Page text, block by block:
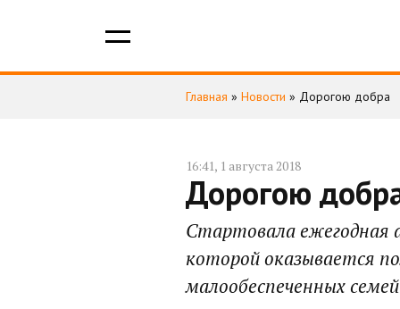
Главная » Новости » Дорогою добра
16:41, 1 августа 2018
Дорогою
Стартовала ежегодная
которой оказывается
малообеспеченных семей